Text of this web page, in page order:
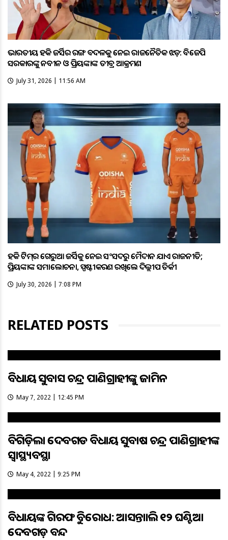
ଭାରତୀୟ ହକି ଜର୍ସିର ରଙ୍ଗ ବଦଳକୁ ନେଇ ରାଜନୈତିକ ଝଡ଼: ବିଜେପି
ସରକାରଙ୍କୁ ନବୀନ ଓ ପ୍ରିୟଙ୍କାଙ୍କ ତୀବ୍ର ଆକ୍ରମଣ
July 31, 2026 | 11:56 AM
ହକି ଟିମ୍‌ର ଗେରୁଆ ଜର୍ସିକୁ ନେଇ ସଂସଦରୁ ମୈଦାନ ଯାଏଁ ରାଜନୀତି;
ପ୍ରିୟଙ୍କାଙ୍କ ସମାଲୋଚନା, ସ୍ପଷ୍ଟୀକରଣ ରଖିଲେ ଦିଲ୍ଲୀପ ତିର୍କୀ
July 30, 2026 | 7:08 PM
RELATED POSTS
ବିଧାୟକ ସୁବାସ ଚନ୍ଦ୍ର ପାଣିଗ୍ରାହୀଙ୍କୁ ଜାମିନ
May 7, 2022 | 12:45 PM
ବିଗିଡ଼ିଲା ଦେବଗଡ ବିଧାୟକ ସୁବାଷ ଚନ୍ଦ୍ର ପାଣିଗ୍ରାହୀଙ୍କ
ସ୍ୱାସ୍ଥ୍ୟବସ୍ଥା
May 4, 2022 | 9:25 PM
ବିଧାୟକଙ୍କ ଗିରଫକୁ ବିରୋଧ: ଆସନ୍ତାକାଲି ୧୨ ଘଣ୍ଟିଆ
ଦେବଗଡ଼ ବନ୍ଦ